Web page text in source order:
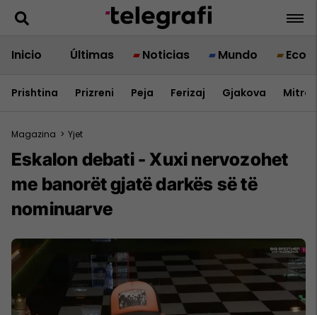
Inicio Últimas Noticias Mundo
Prishtina Prizreni Peja Ferizaj Gjakova
Magazina > Yjet
Eskalon debati - Xuxi nervozohet
me banorët gjatë darkës së të
nominuarve